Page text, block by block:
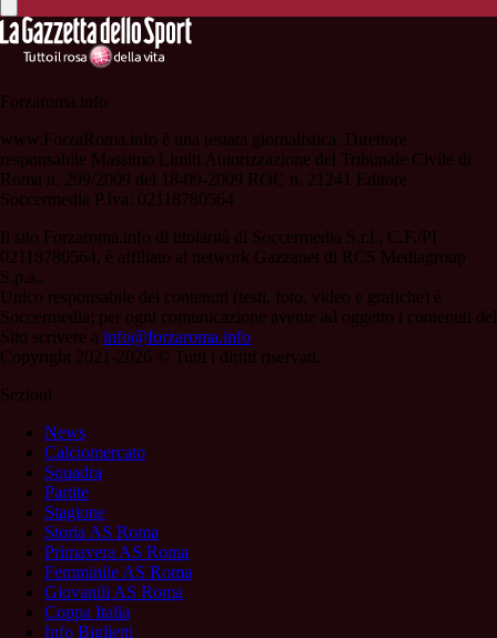
Forzaroma.info
www.ForzaRoma.info è una testata giornalistica. Direttore
responsabile Massimo Limiti Autorizzazione del Tribunale Civile di
Roma n. 299/2009 del 18-09-2009 ROC n. 21241 Editore
Soccermedia P.Iva: 02118780564
Il sito Forzaroma.info di titolarità di Soccermedia S.r.l., C.F./PI
02118780564, è affiliato al network Gazzanet di RCS Mediagroup
S.p.a..
Unico responsabile dei contenuti (testi, foto, video e grafiche) è
Soccermedia; per ogni comunicazione avente ad oggetto i contenuti del
Sito scrivere a info@forzaroma.info
Copyright 2021-2026 © Tutti i diritti riservati.
Sezioni
News
Calciomercato
Squadra
Partite
Stagione
Storia AS Roma
Primavera AS Roma
Femminile AS Roma
Giovanili AS Roma
Coppa Italia
Info Biglietti